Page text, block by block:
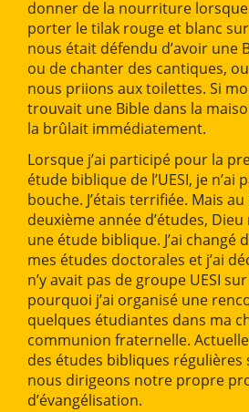
donner de la nourriture
porter le tilak rouge et blanc
nous était défendu d’avoir une
ou de chanter des cantiques,
nous priions aux toilettes. Si
trouvait une Bible dans la
la brûlait immédiatement.
Lorsque j’ai participé pour la
étude biblique de l’UESI, je n’ai
bouche. J’étais terrifiée. Mais
deuxième année d’études, Dieu
une étude biblique. J’ai changé
mes études doctorales et j’ai
n’y avait pas de groupe UESI
pourquoi j’ai organisé une
quelques étudiantes dans ma
communion fraternelle.
des études bibliques régulières
nous dirigeons notre propre
d’évangélisation.